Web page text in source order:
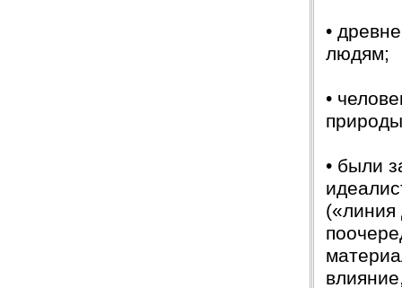
•
людям;
•
• были